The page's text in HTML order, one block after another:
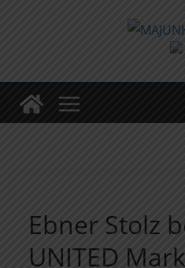
Ebner Stolz
UNITED